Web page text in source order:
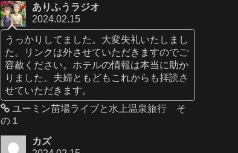
ありふうラジオ
2024.02.15
うっかりしてました。大変失礼いたしまし
た。リンクは外させていただきますのでご
容赦ください。ホテルの情報は本当に助か
りました。夫婦ともどもこれからも拝読さ
せていただきます。
ユーミン苗場ライブと水上温泉旅行 そ
の１
カズ